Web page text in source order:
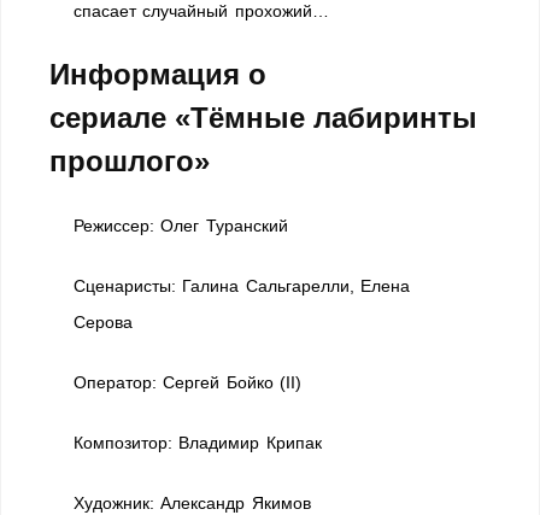
спасает случайный прохожий…
Информация о
сериале «Тёмные лабиринты
прошлого»
Режиссер: Олег Туранский
Сценаристы: Галина Сальгарелли, Елена
Серова
Оператор: Сергей Бойко (II)
Композитор: Владимир Крипак
Художник: Александр Якимов